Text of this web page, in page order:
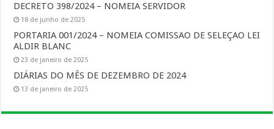
DECRETO 398/2024 – NOMEIA SERVIDOR
18 de junho de 2025
PORTARIA 001/2024 – NOMEIA COMISSAO DE SELEÇAO LEI
ALDIR BLANC
23 de janeiro de 2025
DIÁRIAS DO MÊS DE DEZEMBRO DE 2024
13 de janeiro de 2025